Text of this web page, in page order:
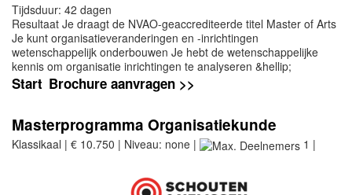
Tijdsduur: 42 dagen
Resultaat Je draagt de NVAO-geaccrediteerde titel Master of Arts
Je kunt organisatieveranderingen en -inrichtingen
wetenschappelijk onderbouwen Je hebt de wetenschappelijke
kennis om organisatie inrichtingen te analyseren &hellip;
Start Brochure aanvragen >>
Masterprogramma Organisatiekunde
Klassikaal | € 10.750 | Niveau: none | 1 |